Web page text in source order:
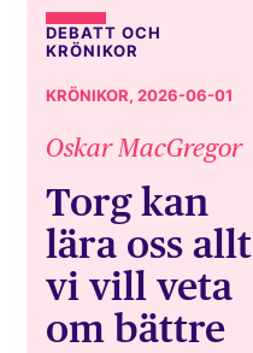
DEBATT OCH
KRÖNIKOR
KRÖNIKOR, 2026-06-01
Oskar MacGregor
Torg kan
lära oss allt
vi vill veta
om bättre